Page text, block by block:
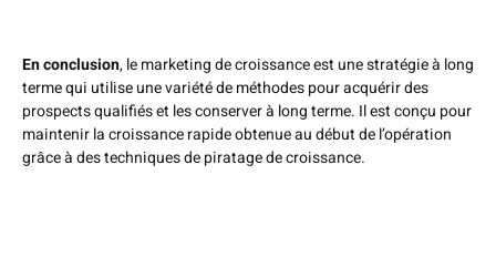
En conclusion, le marketing de croissance est une stratégie à long
terme qui utilise une variété de méthodes pour acquérir des
prospects qualifiés et les conserver à long terme. Il est conçu pour
maintenir la croissance rapide obtenue au début de l’opération
grâce à des techniques de piratage de croissance.